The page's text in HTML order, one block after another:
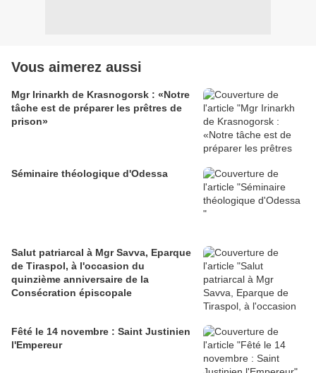
Vous aimerez aussi
Mgr Irinarkh de Krasnogorsk : «Notre
tâche est de préparer les prêtres de
prison»
Séminaire théologique d'Odessa
Salut patriarcal à Mgr Savva, Eparque
de Tiraspol, à l'occasion du
quinzième anniversaire de la
Consécration épiscopale
Fêté le 14 novembre : Saint Justinien
l'Empereur